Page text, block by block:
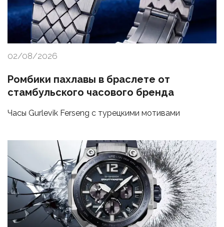
02/08/2026
Ромбики пахлавы в браслете от
стамбульского часового бренда
Часы Gurlevik Ferseng с турецкими мотивами